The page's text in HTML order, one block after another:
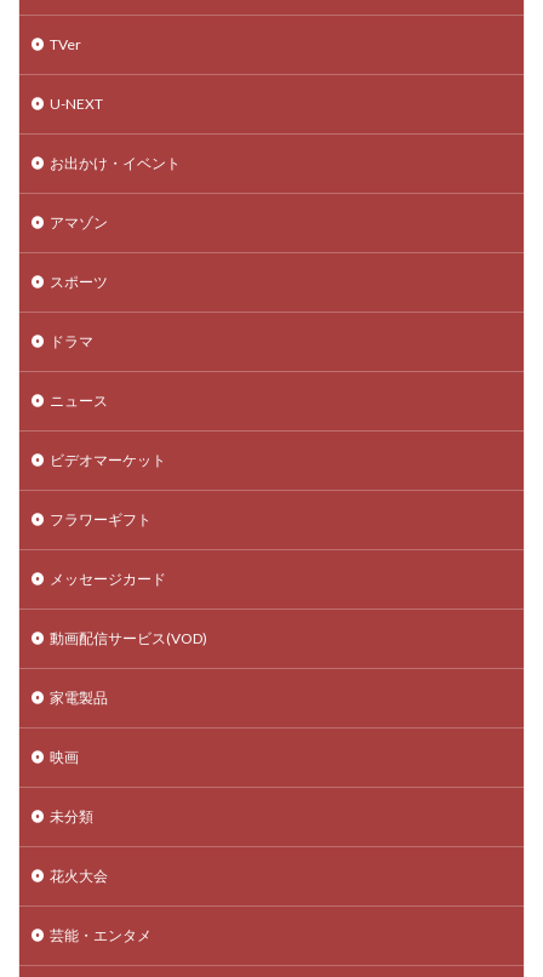
TVer
U-NEXT
お出かけ・イベント
アマゾン
スポーツ
ドラマ
ニュース
ビデオマーケット
フラワーギフト
メッセージカード
動画配信サービス(VOD)
家電製品
映画
未分類
花火大会
芸能・エンタメ